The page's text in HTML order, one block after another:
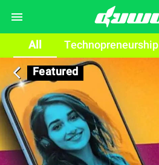
All Technopreneurship
Featured
arrow_back_ios